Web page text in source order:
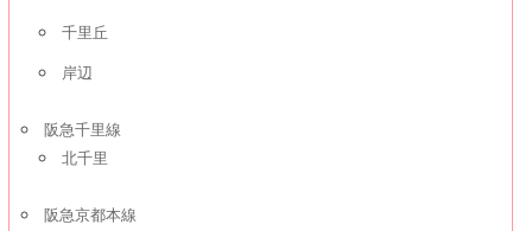
千里丘
岸辺
阪急千里線
北千里
阪急京都本線